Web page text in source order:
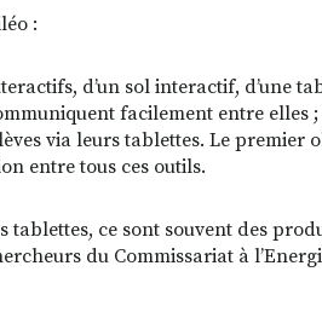
:
d’un sol interactif, d’une
facilement entre elles ;
via leurs tablettes. Le premier
entre tous ces outils.
ce sont souvent des
du Commissariat à